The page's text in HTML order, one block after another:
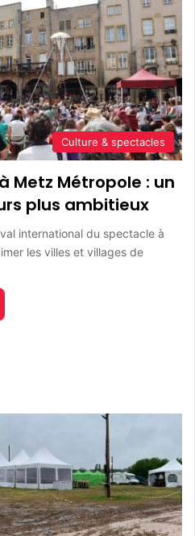
Culture & spectacles
Metz Métropole : un
plus ambitieux
international du spectacle à
les villes et villages de